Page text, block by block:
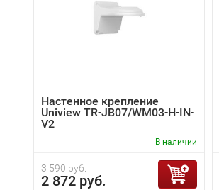
Настенное крепление
Uniview TR-JB07/WM03-H-IN-
V2
В наличии
3 590 руб.
2 872 руб.